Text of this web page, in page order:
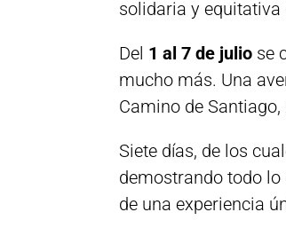
solidaria y equitativa
Del 1 al 7 de julio se
mucho más. Una
Camino de
Siete días, de los
demostrando todo
de una experiencia